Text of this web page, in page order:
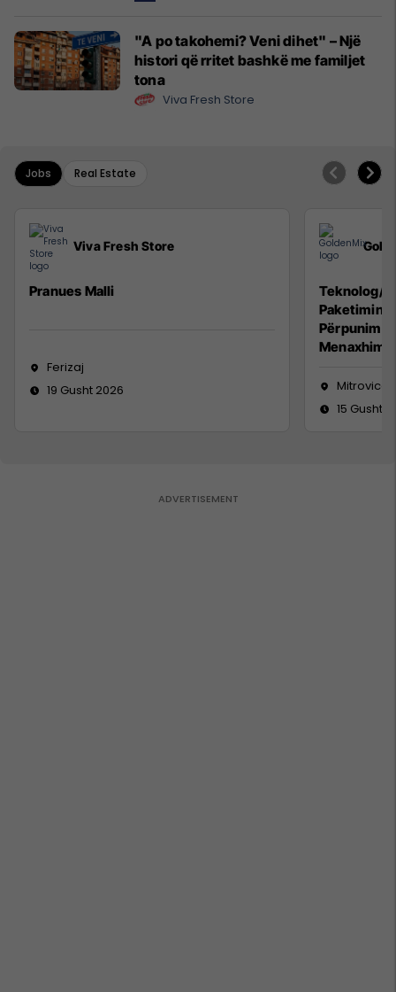
"A po takohemi? Veni dihet" – Një
histori që rritet bashkë me familjet
tona
Viva Fresh Store
Jobs Real Estate
Viva Fresh Store
Pranues Malli
Ferizaj
19 Gusht 2026
Teknolog/e
Paketimin
Mitrovicë
15 Gusht